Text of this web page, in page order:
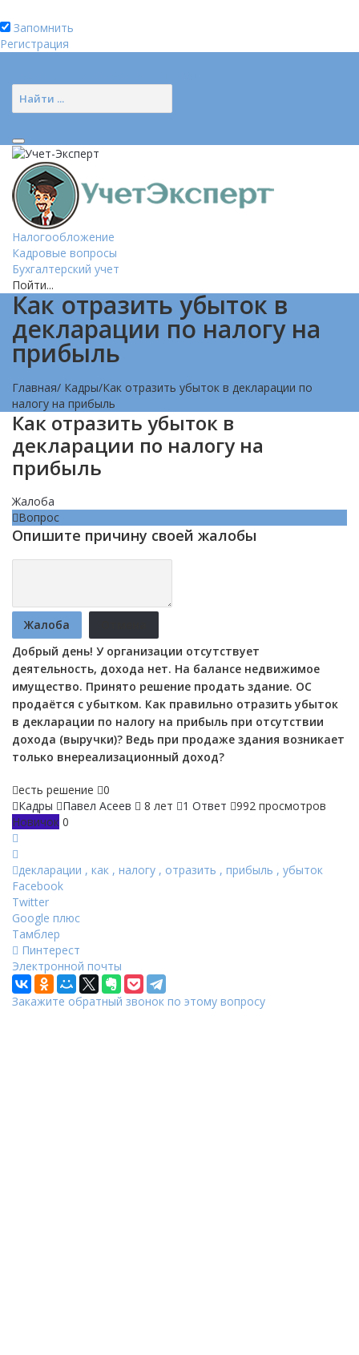
Запомнить
Регистрация
Налогообложение
Кадровые вопросы
Бухгалтерский учет
Пойти...
Как отразить убыток в
декларации по налогу на
прибыль
Главная/ Кадры/Как отразить убыток в декларации по
налогу на прибыль
Как отразить убыток в
декларации по налогу на
прибыль
Жалоба
Вопрос
Опишите причину своей жалобы
Жалоба
Добрый день! У организации отсутствует
деятельность, дохода нет. На балансе недвижимое
имущество. Принято решение продать здание. ОС
продаётся с убытком. Как правильно отразить убыток
в декларации по налогу на прибыль при отсутствии
дохода (выручки)? Ведь при продаже здания возникает
только внереализационный доход?
есть решение
0
Кадры
Павел Асеев 8 лет 1 Ответ
992 просмотров
Новичок 0
декларации , как , налогу , отразить , прибыль , убыток
Facebook
Twitter
Google плюс
Тамблер
Пинтерест
Электронной почты
Закажите обратный звонок по этому вопросу